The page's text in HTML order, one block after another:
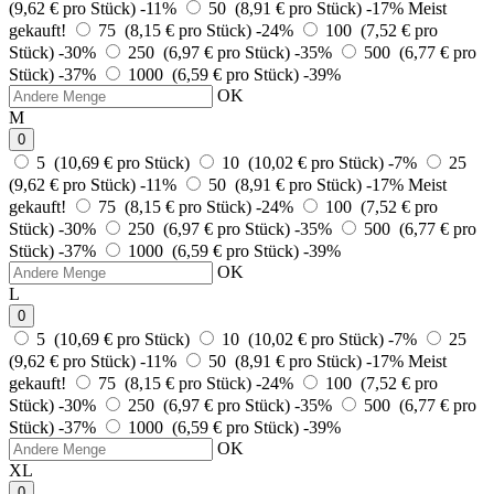
(9,62 € pro Stück) -11% 50 (8,91 € pro Stück) -17% Meist
gekauft!
75 (8,15 € pro Stück) -24%
100 (7,52 € pro
Stück) -30% 250 (6,97 € pro Stück) -35%
500 (6,77 € pro
Stück) -37% 1000 (6,59 € pro Stück) -39%
OK
M
0
5 (10,69 € pro Stück) 10 (10,02 € pro Stück) -7%
25
(9,62 € pro Stück) -11% 50 (8,91 € pro Stück) -17% Meist
gekauft!
75 (8,15 € pro Stück) -24%
100 (7,52 € pro
Stück) -30% 250 (6,97 € pro Stück) -35%
500 (6,77 € pro
Stück) -37% 1000 (6,59 € pro Stück) -39%
OK
L
0
5 (10,69 € pro Stück) 10 (10,02 € pro Stück) -7%
25
(9,62 € pro Stück) -11% 50 (8,91 € pro Stück) -17% Meist
gekauft!
75 (8,15 € pro Stück) -24%
100 (7,52 € pro
Stück) -30% 250 (6,97 € pro Stück) -35%
500 (6,77 € pro
Stück) -37% 1000 (6,59 € pro Stück) -39%
OK
XL